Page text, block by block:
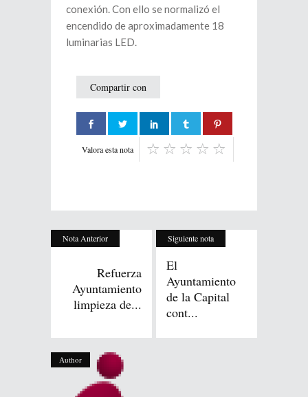
conexión. Con ello se normalizó el
encendido de aproximadamente 18
luminarias LED.
Compartir con
Valora esta nota
Nota Anterior
Refuerza
Ayuntamiento
limpieza de...
Siguiente nota
El
Ayuntamiento
de la Capital
cont...
Author